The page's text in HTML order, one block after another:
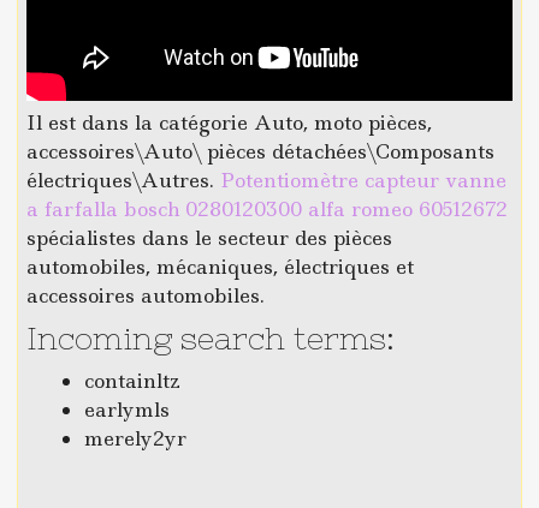
Il est dans la catégorie Auto, moto pièces,
accessoires\Auto\ pièces détachées\Composants
électriques\Autres. Potentiomètre capteur vanne
a farfalla bosch 0280120300 alfa romeo 60512672
spécialistes dans le secteur des pièces
automobiles, mécaniques, électriques et
accessoires automobiles.
Incoming search terms:
containltz
earlymls
merely2yr